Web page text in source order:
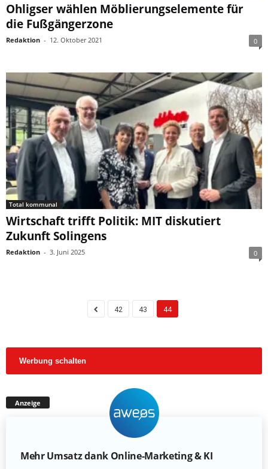
Ohligser wählen Möblierungselemente für
die Fußgängerzone
Redaktion - 12. Oktober 2021 0
Total kommunal
Wirtschaft trifft Politik: MIT diskutiert
Zukunft Solingens
Redaktion - 3. Juni 2025 0
42 43 44
Werbung schalten
Anzeige
Mehr Umsatz dank Online-Marketing & KI